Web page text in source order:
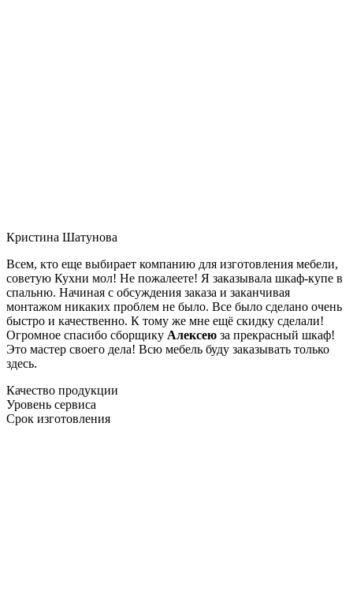
Кристина Шатунова
Всем, кто еще выбирает компанию для изготовления мебели,
советую Кухни мол! Не пожалеете! Я заказывала шкаф-купе в
спальню. Начиная с обсуждения заказа и заканчивая
монтажом никаких проблем не было. Все было сделано очень
быстро и качественно. К тому же мне ещё скидку сделали!
Огромное спасибо сборщику Алексею за прекрасный шкаф!
Это мастер своего дела! Всю мебель буду заказывать только
здесь.
Качество продукции
Уровень сервиса
Срок изготовления